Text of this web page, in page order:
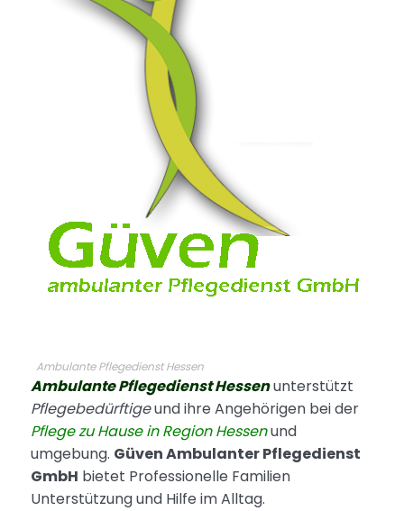
Ambulante Pflegedienst Hessen
Ambulante Pflegedienst Hessenunterstützt
Pflegebedürftigeund ihre Angehörigen bei der
Pflege zu Hause in Region Hessenund
umgebung. Güven Ambulanter Pflegedienst
GmbH bietet Professionelle Familien
Unterstützung und Hilfe im Alltag.